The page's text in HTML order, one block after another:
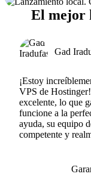
El mejor
Gad
¡Estoy
VPS de
excelente, lo que
funcione a la
ayuda, su equipo
competente y